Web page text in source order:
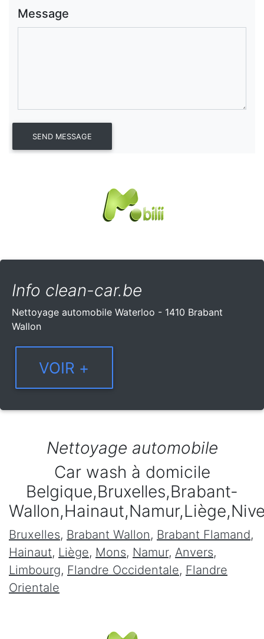
Message
Info clean-car.be
Nettoyage automobile Waterloo - 1410 Brabant
Wallon
Nettoyage automobile
Car wash à domicile
Belgique,Bruxelles,Brabant-
Bruxelles, Brabant Wallon, Brabant Flamand,
Hainaut, Liège, Mons, Namur, Anvers,
Limbourg, Flandre Occidentale, Flandre
Orientale